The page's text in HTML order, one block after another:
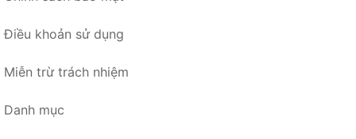
Điều khoản sử dụng
Miễn trừ trách nhiệm
Danh mục